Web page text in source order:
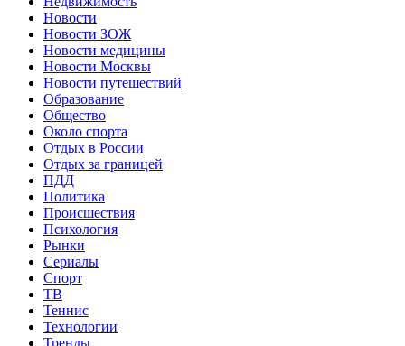
Новости
Новости ЗОЖ
Новости медицины
Новости Москвы
Новости путешествий
Образование
Общество
Около спорта
Отдых в России
Отдых за границей
ПДД
Политика
Происшествия
Психология
Рынки
Сериалы
Спорт
ТВ
Теннис
Технологии
Тренды